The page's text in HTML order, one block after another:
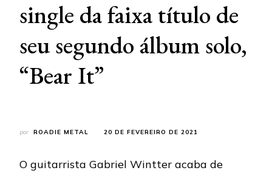
single da faixa título de
seu segundo álbum solo,
“Bear It”
por ROADIE METAL 20 DE FEVEREIRO DE 2021
O guitarrista Gabriel Wintter acaba de